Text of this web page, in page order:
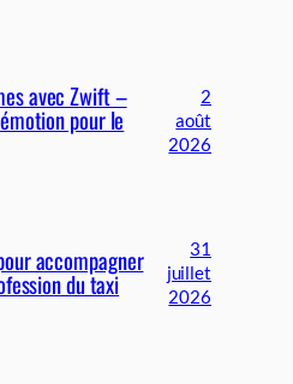
avec Zwift –
pour le
2
août
2026
accompagner
du taxi
31
juillet
2026